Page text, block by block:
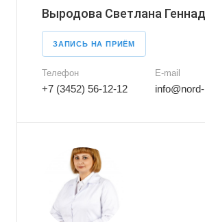
Выродова Светлана
ЗАПИСЬ НА ПРИЁМ
Телефон
+7 (3452) 56-12-12
E-mail